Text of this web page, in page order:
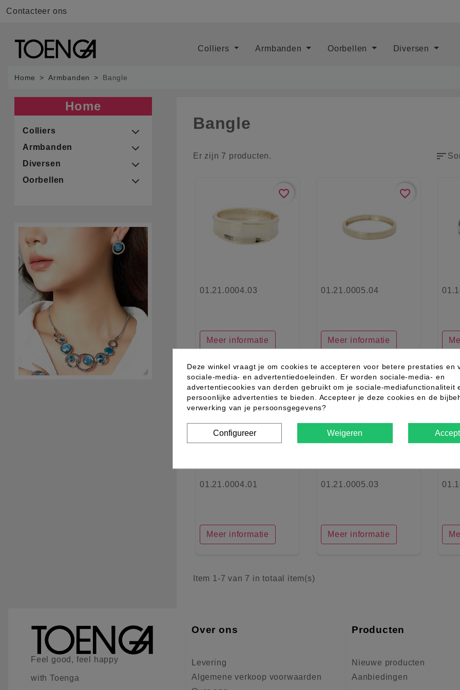
Contacteer ons
Colliers Armbanden Oorbellen Diversen
Home Armbanden Bangle
Home
Colliers
Armbanden
Diversen
Oorbellen
Bangle
Er zijn 7 producten. sort
favorite_border
01.21.0004.03
Meer informatie
favorite_border
01.21.0005.04
Meer informatie
favorite_border
01.21.0004.01
Meer informatie
favorite_border
01.21.0005.03
Meer informatie
Item 1-7 van 7 in totaal item(s)
Feel good, feel happy
with Toenga
Over ons
Levering
Algemene verkoop voorwaarden
Producten
Nieuwe producten
Aanbiedingen
Deze winkel vraagt je om cookies te accepteren voor betere prestaties en
sociale-media- en advertentiedoeleinden. Er worden sociale-media- en
advertentiecookies van derden gebruikt om je sociale-mediafunctionaliteit
persoonlijke advertenties te bieden. Accepteer je deze cookies en de
verwerking van je persoonsgegevens?
Configureer Weigeren